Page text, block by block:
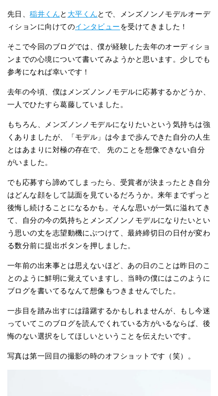
先日、稲井くんと 大平くんとで、メンズノンノモデルオーデ
ィションに向けてのインタビュー を受けてきました！
そこで今回のブログでは、僕が経験した去年のオーディショ
ンまでの心境について書いてみようかと思います。少しでも
参考になれば幸いです！
去年の今頃、僕はメンズノンノモデルに応募するかどうか、
一人でひたすら葛藤していました。
もちろん、メンズノンノモデルになりたいという気持ちは強
くありましたが、「モデル」は今まで歩んできた自分の人生
とはあまりに対極の存在で、 先のことを想像できない自分
がいました。
でも応募すら諦めてしまったら、受賞者が決まったとき自分
はどんな顔をして誌面を見ているだろうか。来年までずっと
後悔し続けることになるかも。そんな思いが一気に溢れてき
て、自分の今の気持ちとメンズノンノモデルになりたいとい
う思いの丈を志望動機にぶつけて、最終締切日の日付が変わ
る数分前に提出ボタンを押しました。
一年前の出来事とは思えないほど、あの日のことは昨日のこ
とのように鮮明に覚えていますし、当時の僕にはこのように
ブログを書いてるなんて想像もつきませんでした。
一歩目を踏み出すには躊躇するかもしれませんが、もし今迷
っていてこのブログを読んでくれている方がいるならば、後
悔のない選択をしてほしいということを伝えたいです。
写真は第一回目の撮影の時のオフショットです（笑）。